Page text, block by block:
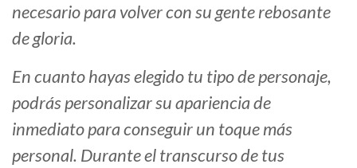
necesario para volver con su gente rebosante
de gloria.
En cuanto hayas elegido tu tipo de personaje,
podrás personalizar su apariencia de
inmediato para conseguir un toque más
personal. Durante el transcurso de tus